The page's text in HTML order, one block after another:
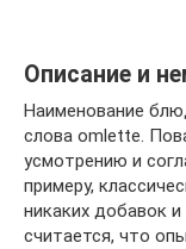
Описание и
Наименование
слова omlette.
усмотрению и
примеру,
никаких добавок
считается, что